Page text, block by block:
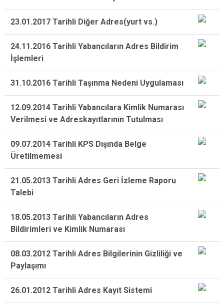
23.01.2017 Tarihli Diğer Adres(yurt vs.)
24.11.2016 Tarihli Yabancıların Adres Bildirim
İşlemleri
31.10.2016 Tarihli Taşınma Nedeni Uygulaması
12.09.2014 Tarihli Yabancılara Kimlik Numarası
Verilmesi ve Adreskayıtlarının Tutulması
09.07.2014 Tarihli KPS Dışında Belge
Üretilmemesi
21.05.2013 Tarihli Adres Geri İzleme Raporu
Talebi
18.05.2013 Tarihli Yabancıların Adres
Bildirimleri ve Kimlik Numarası
08.03.2012 Tarihli Adres Bilgilerinin Gizliliği ve
Paylaşımı
26.01.2012 Tarihli Adres Kayıt Sistemi